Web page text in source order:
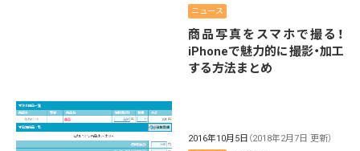
ニュース
商品写真をスマホで撮る！
iPhoneで魅力的に撮影・加工
する方法まとめ
2016年10月5日 （2018年2月7日 更新）